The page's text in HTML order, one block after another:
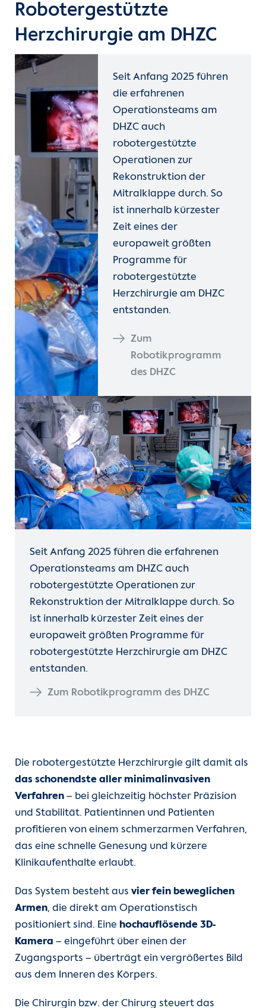
Robotergestützte
Herzchirurgie am DHZC
Seit Anfang 2025 führen
die erfahrenen
Operationsteams am
DHZC auch
robotergestützte
Operationen zur
Rekonstruktion der
Mitralklappe durch. So
ist innerhalb kürzester
Zeit eines der
europaweit größten
Programme für
robotergestützte
Herzchirurgie am DHZC
entstanden.
Zum
Robotikprogramm
des DHZC
Seit Anfang 2025 führen die erfahrenen
Operationsteams am DHZC auch
robotergestützte Operationen zur
Rekonstruktion der Mitralklappe durch. So
ist innerhalb kürzester Zeit eines der
europaweit größten Programme für
robotergestützte Herzchirurgie am DHZC
entstanden.
Zum Robotikprogramm des DHZC
Die robotergestützte Herzchirurgie gilt damit als
das schonendste aller minimalinvasiven
Verfahren – bei gleichzeitig höchster Präzision
und Stabilität. Patientinnen und Patienten
profitieren von einem schmerzarmen Verfahren,
das eine schnelle Genesung und kürzere
Klinikaufenthalte erlaubt.
Das System besteht aus vier fein beweglichen
Armen, die direkt am Operationstisch
positioniert sind. Eine hochauflösende 3D-
Kamera – eingeführt über einen der
Zugangsports – überträgt ein vergrößertes Bild
aus dem Inneren des Körpers.
Die Chirurgin bzw. der Chirurg steuert das